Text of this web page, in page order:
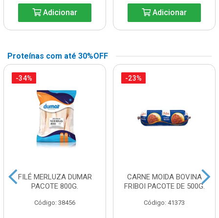
Adicionar Adicionar
Proteínas com até 30%OFF
-34%
FILÉ MERLUZA DUMAR
PACOTE 800G.
Código: 38456
-23%
CARNE MOIDA BOVINA
FRIBOI PACOTE DE 500G.
Código: 41373